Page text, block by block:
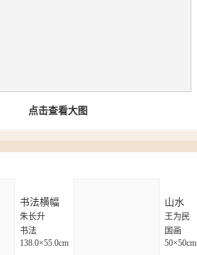
点击查看大图
书法横幅
朱长升
书法
138.0×55.0cm
山水
王为民
国画
50×50cm